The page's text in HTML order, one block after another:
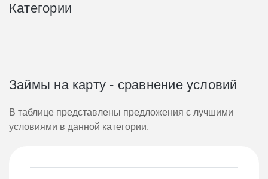
Категории
Займы на карту - сравнение условий
В таблице представлены предложения с лучшими
условиями в данной категории.